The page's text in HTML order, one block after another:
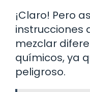
¡Claro! Pero
instrucciones
mezclar
químicos, ya
peligroso.